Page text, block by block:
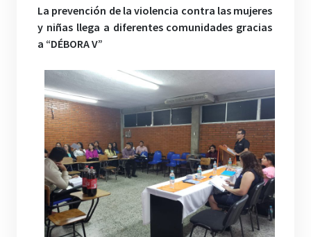
La prevención de la violencia contra las mujeres
y niñas llega a diferentes comunidades gracias
a “DÉBORA V”